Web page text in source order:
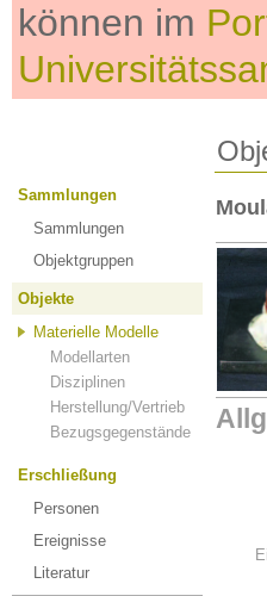
können im
Sammlungen
Sammlungen
Objektgruppen
Objekte
Materielle Modelle
Modellarten
Disziplinen
Herstellung/Vertrieb
Bezugsgegenstände
Erschließung
Personen
Ereignisse
Literatur